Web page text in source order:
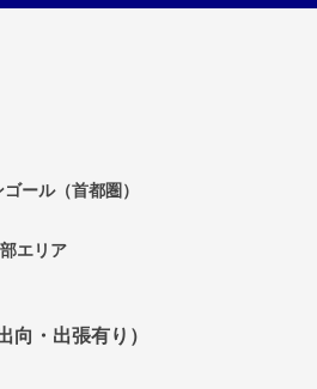
ール（首都圏）
エリア
向・出張有り）